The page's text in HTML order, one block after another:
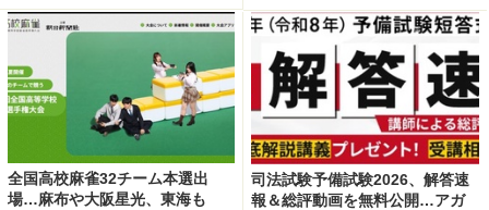
全国高校麻雀32チーム本選出
場…麻布や大阪星光、東海も
司法試験予備試験2026、解答速
報＆総評動画を無料公開…アガ